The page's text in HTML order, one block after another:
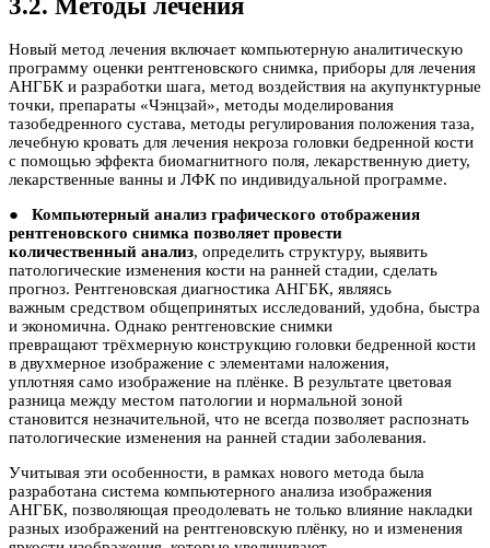
3.2. Методы лечения
Новый метод лечения включает компьютерную аналитическую
программу оценки рентгеновского снимка, приборы для лечения
АНГБК и разработки шага, метод воздействия на акупунктурные
точки, препараты «Чэнцзай», методы моделирования
тазобедренного сустава, методы регулирования положения таза,
лечебную кровать для лечения некроза головки бедренной кости
с помощью эффекта биомагнитного поля, лекарственную диету,
лекарственные ванны и ЛФК по индивидуальной программе.
●
Компьютерный анализ графического отображения
рентгеновского снимка позволяет провести
количественный анализ, определить структуру, выявить
патологические изменения кости на ранней стадии, сделать
прогноз. Рентгеновская диагностика АНГБК, являясь
важным средством общепринятых исследований, удобна, быстра
и экономична. Однако рентгеновские снимки
превращают трёхмерную конструкцию головки бедренной кости
в двухмерное изображение с элементами наложения,
уплотняя само изображение на плёнке. В результате цветовая
разница между местом патологии и нормальной зоной
становится незначительной, что не всегда позволяет распознать
патологические изменения на ранней стадии заболевания.
Учитывая эти особенности, в рамках нового метода была
разработана система компьютерного анализа изображения
АНГБК, позволяющая преодолевать не только влияние накладки
разных изображений на рентгеновскую плёнку, но и изменения